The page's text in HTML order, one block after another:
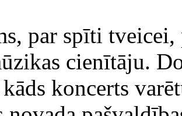
par spīti
cienītāju.
koncerts